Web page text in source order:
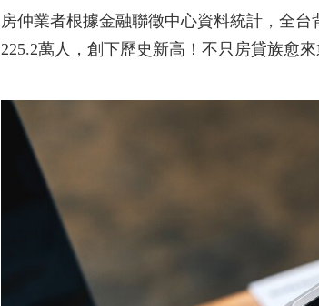
房仲業者根據金融聯徵中心資料統計，全
225.2萬人，創下歷史新高！不只房貸族愈來